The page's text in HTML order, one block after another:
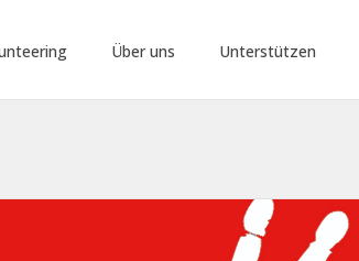
Über uns Unterstützen